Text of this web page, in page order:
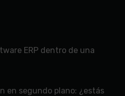
ERP dentro de una
en segundo plano: ¿estás